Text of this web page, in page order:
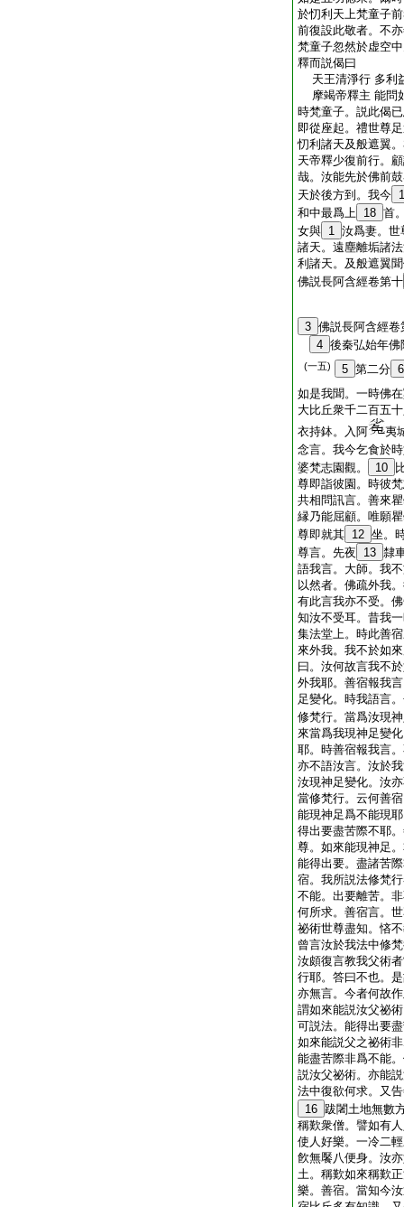
於忉利天上梵童子
前復設此敬者。不
梵童子忽然於虚空
釋而説偈曰
天王清淨行 多利
摩竭帝釋主 能問
時梵童子。説此偈
即從座起。禮世尊
忉利諸天及般遮翼
天帝釋少復前行。
哉。汝能先於佛前
天於後方到。我今
和中最爲上 18 首
女與 1 汝爲妻。世
諸天。遠塵離垢諸
利諸天。及般遮翼
佛説長阿含經卷第十
3 佛説長阿含經卷
4 後秦弘始年
(一五) 5 第二分 6
如是我聞。一時佛
大比丘衆千二百五
衣持鉢。入阿
夷
念言。我今乞食於
婆梵志園觀。
10
尊即詣彼園。時彼
共相問訊言。善來
縁乃能屈顧。唯願
尊即就其 12 坐。
尊言。先夜
13 隸
語我言。大師。我
以然者。佛疏外我
有此言我亦不受。
知汝不受耳。昔我
集法堂上。時此善
來外我。我不於如
曰。汝何故言我不
外我耶。善宿報我
足變化。時我語言
修梵行。當爲汝現
來當爲我現神足變
耶。時善宿報我言
亦不語汝言。汝於
汝現神足變化。汝
當修梵行。云何善
能現神足爲不能現
得出要盡苦際不耶
尊。如來能現神足
能得出要。盡諸苦
宿。我所説法修梵
不能。出要離苦。
何所求。善宿言。
祕術世尊盡知。悋
曾言汝於我法中修
汝頗復言教我父術
行耶。答曰不也。
亦無言。今者何故
謂如來能説汝父祕
可説法。能得出要
如來能説父之祕術
能盡苦際非爲不能
説汝父祕術。亦能
法中復欲何求。又
16 跋闍土地無數
稱歎衆僧。譬如有
使人好樂。一冷二
飮無饜八便身。汝
土。稱歎如來稱歎
樂。善宿。當知今